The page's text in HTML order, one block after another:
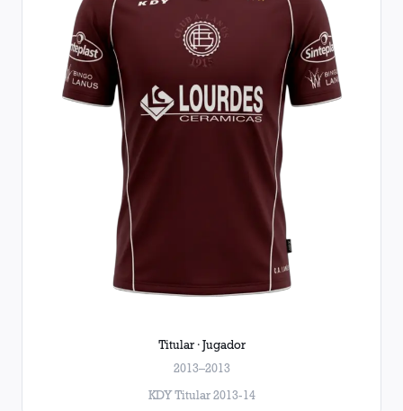
Titular · Jugador
2013–2013
KDY Titular 2013-14